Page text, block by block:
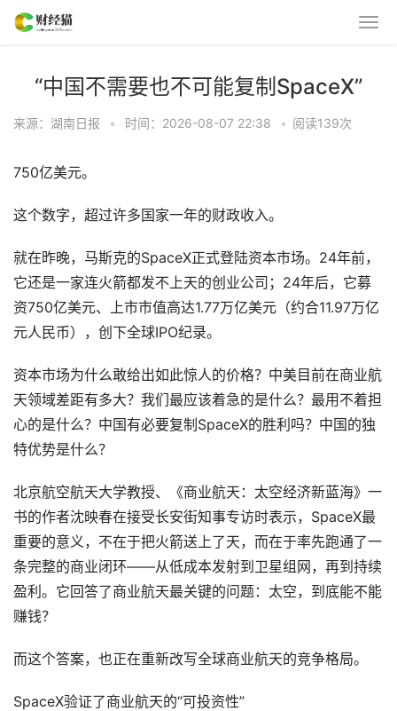
“中国不需要也不可能复制SpaceX”
来源：湖南日报 • 时间：2026-08-07 22:38 • 阅读139次
750亿美元。
这个数字，超过许多国家一年的财政收入。
就在昨晚，马斯克的SpaceX正式登陆资本市场。24年前，
它还是一家连火箭都发不上天的创业公司；24年后，它募
资750亿美元、上市市值高达1.77万亿美元（约合11.97万亿
元人民币），创下全球IPO纪录。
资本市场为什么敢给出如此惊人的价格？中美目前在商业航
天领域差距有多大？我们最应该着急的是什么？最用不着担
心的是什么？中国有必要复制SpaceX的胜利吗？中国的独
特优势是什么？
北京航空航天大学教授、《商业航天：太空经济新蓝海》一
书的作者沈映春在接受长安街知事专访时表示，SpaceX最
重要的意义，不在于把火箭送上了天，而在于率先跑通了一
条完整的商业闭环——从低成本发射到卫星组网，再到持续
盈利。它回答了商业航天最关键的问题：太空，到底能不能
赚钱？
而这个答案，也正在重新改写全球商业航天的竞争格局。
SpaceX验证了商业航天的“可投资性”